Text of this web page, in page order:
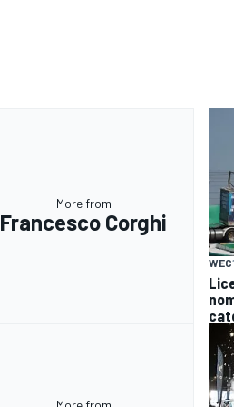
More from
Francesco Corghi
WEC